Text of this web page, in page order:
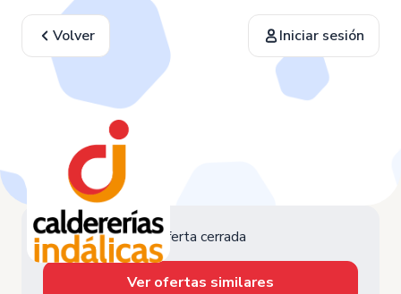
Volver Iniciar sesión
Oferta cerrada
Ver ofertas similares